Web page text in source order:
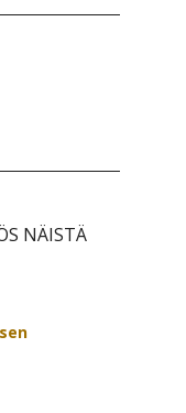
NÄISTÄ